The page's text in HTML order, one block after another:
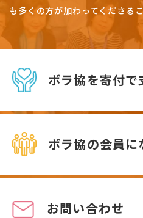
も多くの方が加わってくださる
ボラ協を寄付で
ボラ協の会員に
お問い合わせ